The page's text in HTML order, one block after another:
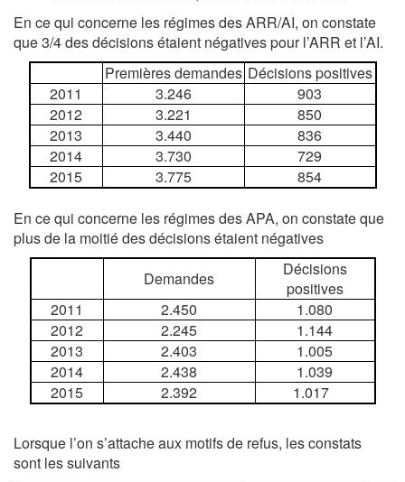
En ce qui concerne les régimes des ARR/AI, on constate
que 3/4 des décisions étaient négatives pour l’ARR et l’AI.
Premières demandes Décisions positives
2011
3.246
903
2012
3.221
850
2013
3.440
836
2014
3.730
729
2015
3.775
854
En ce qui concerne les régimes des APA, on constate que
plus de la moitié des décisions étaient négatives
Demandes
Décisions
positives
2011
2.450
1.080
2012
2.245
1.144
2013
2.403
1.005
2014
2.438
1.039
2015
2.392 1.017
Lorsque l’on s’attache aux motifs de refus, les constats
sont les suivants